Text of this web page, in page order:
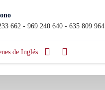
662 - 969 240 640 - 635 809 964
de Inglés